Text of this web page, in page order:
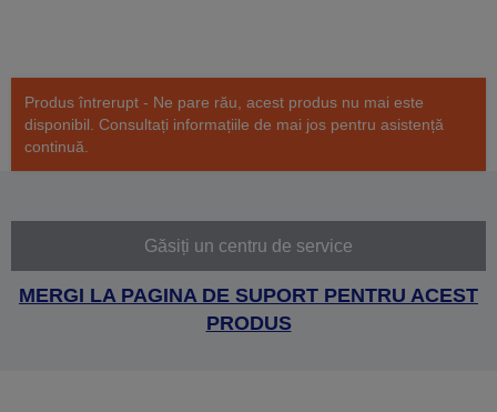
Produs întrerupt - Ne pare rău, acest produs nu mai este
disponibil. Consultați informațiile de mai jos pentru asistență
continuă.
Găsiți un centru de service
MERGI LA PAGINA DE SUPORT PENTRU ACEST
PRODUS